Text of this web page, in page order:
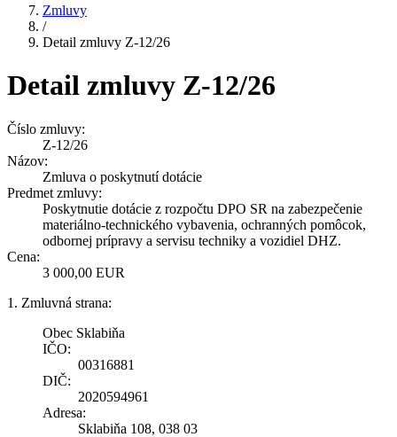
Zmluvy
/
Detail zmluvy Z-12/26
Detail zmluvy Z-12/26
Číslo zmluvy:
Z-12/26
Názov:
Zmluva o poskytnutí dotácie
Predmet zmluvy:
Poskytnutie dotácie z rozpočtu DPO SR na zabezpečenie
materiálno-technického vybavenia, ochranných pomôcok,
odbornej prípravy a servisu techniky a vozidiel DHZ.
Cena:
3 000,00 EUR
1. Zmluvná strana:
Obec Sklabiňa
IČO:
00316881
DIČ:
2020594961
Adresa:
Sklabiňa 108, 038 03